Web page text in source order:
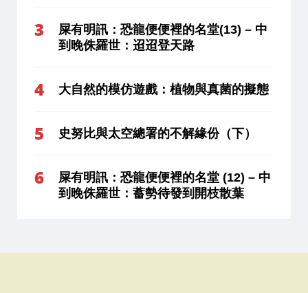
屎有明訊：恐龍便便裡的名堂(13) – 中
到晚侏羅世：迢迢登天路
大自然的模仿遊戲：植物與真菌的擬態
史努比與太空總署的不解緣份（下）
屎有明訊：恐龍便便裡的名堂 (12) – 中
到晚侏羅世：蓄勢待發到開枝散葉